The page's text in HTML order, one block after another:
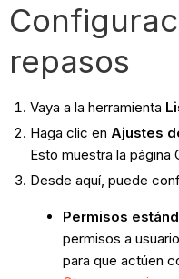
repasos
Vaya a la herramienta
Haga clic en Ajustes
Esto muestra la página
Desde aquí, puede
Permisos
permisos a
para que actúen